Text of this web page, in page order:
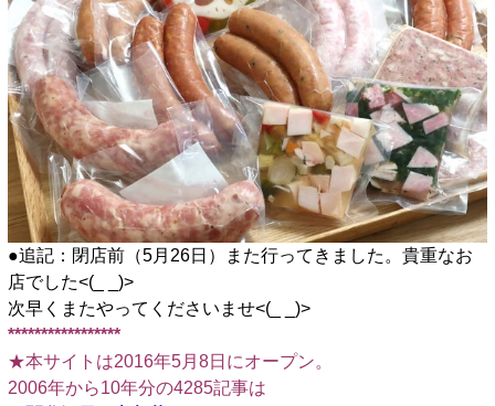
●追記：閉店前（5月26日）また行ってきました。貴重なお
店でした<(_ _)>
次早くまたやってくださいませ<(_ _)>
*****************
★本サイトは2016年5月8日にオープン。
2006年から10年分の4285記事は